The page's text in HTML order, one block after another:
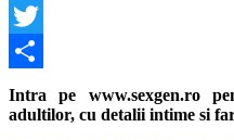
Facebook
Twitter
Share
Intra pe www.sexgen.ro
adultilor, cu detalii intime si